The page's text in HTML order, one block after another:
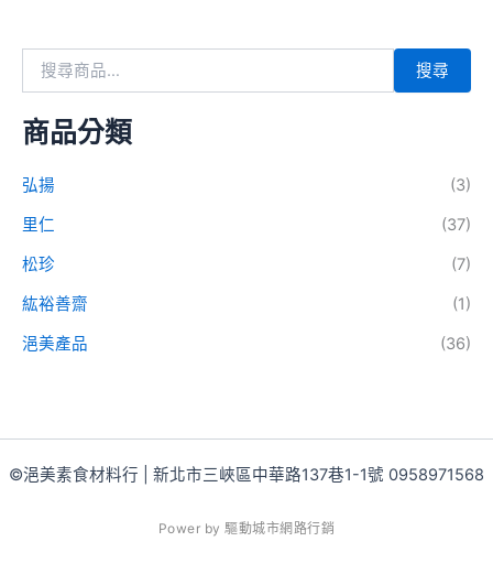
搜尋
商品分類
弘揚
(3)
里仁
(37)
松珍
(7)
紘裕善齋
(1)
浥美產品
(36)
©浥美素食材料行 | 新北市三峽區中華路137巷1-1號 0958971568
Power by 驅動城市網路行銷